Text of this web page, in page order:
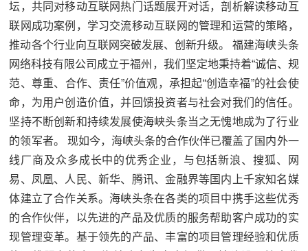
坛，共同对移动互联网热门话题展开对话，剖析解读移动互
联网成功案例，学习交流移动互联网的管理和运营的策略，
推动各个行业向互联网突破发展、创新升级。 福建海峡头条
网络科技有限公司成立于福州，我们坚定地秉持着“诚信、规
范、尊重、合作、责任”价值观，承担起“创造幸福”的社会使
命，为用户创造价值，并回馈投资者与社会对我们的信任。
坚持不断创新和持续发展使海峡头条当之无愧地成为了行业
的领军者。 现如今，海峡头条的合作伙伴已覆盖了国内外一
线厂商及众多成长中的优秀企业，与包括新浪、搜狐、网
易、凤凰、人民、新华、腾讯、金融界等国内上千家知名媒
体建立了合作关系。海峡头条在各类的项目中携手这些优秀
的合作伙伴，以先进的产品及优质的服务帮助客户成功的实
现管理变革。基于领先的产品、丰富的项目管理经验和优质